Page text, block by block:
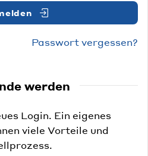
Passwort vergessen?
werden
Login. Ein eigenes
viele Vorteile und